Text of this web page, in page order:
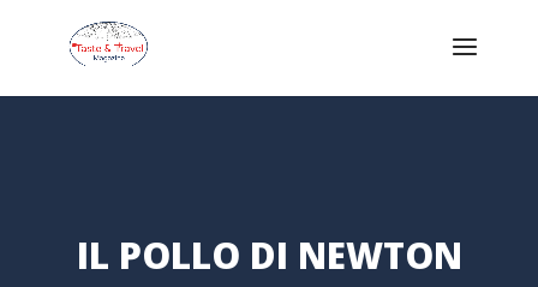
IL POLLO DI NEWTON